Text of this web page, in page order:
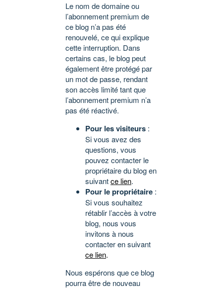
Le nom de domaine ou
l’abonnement premium de
ce blog n’a pas été
renouvelé, ce qui explique
cette interruption. Dans
certains cas, le blog peut
également être protégé par
un mot de passe, rendant
son accès limité tant que
l’abonnement premium n’a
pas été réactivé.
Pour les visiteurs :
Si vous avez des
questions, vous
pouvez contacter le
propriétaire du blog en
suivantce lien.
Pour le propriétaire :
Si vous souhaitez
rétablir l’accès à votre
blog, nous vous
invitons à nous
contacter en suivant
ce lien.
Nous espérons que ce blog
pourra être de nouveau